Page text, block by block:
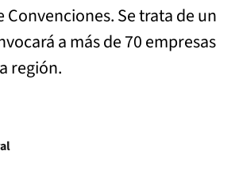
Convenciones. Se trata de un
a más de 70 empresas
región.